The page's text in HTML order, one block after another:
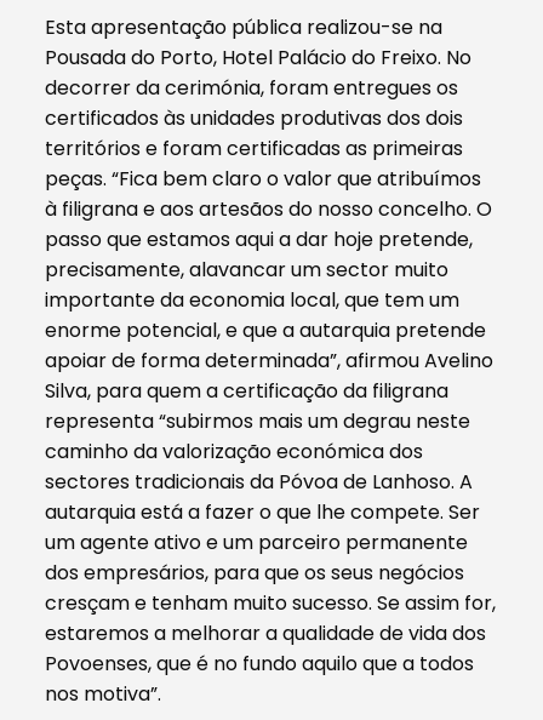
Esta apresentação pública realizou-se na
Pousada do Porto, Hotel Palácio do Freixo. No
decorrer da cerimónia, foram entregues os
certificados às unidades produtivas dos dois
territórios e foram certificadas as primeiras
peças. “Fica bem claro o valor que atribuímos
à filigrana e aos artesãos do nosso concelho. O
passo que estamos aqui a dar hoje pretende,
precisamente, alavancar um sector muito
importante da economia local, que tem um
enorme potencial, e que a autarquia pretende
apoiar de forma determinada”, afirmou Avelino
Silva, para quem a certificação da filigrana
representa “subirmos mais um degrau neste
caminho da valorização económica dos
sectores tradicionais da Póvoa de Lanhoso. A
autarquia está a fazer o que lhe compete. Ser
um agente ativo e um parceiro permanente
dos empresários, para que os seus negócios
cresçam e tenham muito sucesso. Se assim for,
estaremos a melhorar a qualidade de vida dos
Povoenses, que é no fundo aquilo que a todos
nos motiva”.